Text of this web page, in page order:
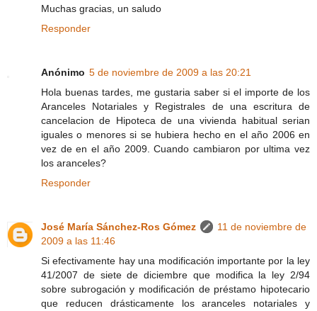
Muchas gracias, un saludo
Responder
Anónimo 5 de noviembre de 2009 a las 20:21
Hola buenas tardes, me gustaria saber si el importe de los
Aranceles Notariales y Registrales de una escritura de
cancelacion de Hipoteca de una vivienda habitual serian
iguales o menores si se hubiera hecho en el año 2006 en
vez de en el año 2009. Cuando cambiaron por ultima vez
los aranceles?
Responder
José María Sánchez-Ros Gómez
11 de noviembre de
2009 a las 11:46
Si efectivamente hay una modificación importante por la ley
41/2007 de siete de diciembre que modifica la ley 2/94
sobre subrogación y modificación de préstamo hipotecario
que reducen drásticamente los aranceles notariales y